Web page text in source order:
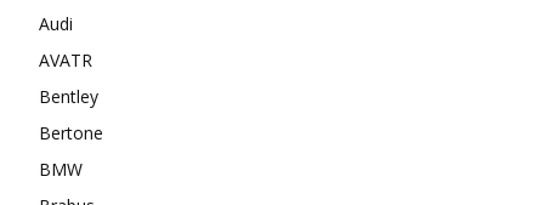
Audi
AVATR
Bentley
Bertone
BMW